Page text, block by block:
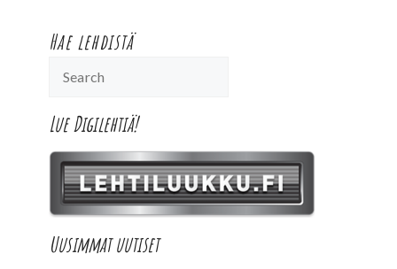
Hae lehdistä
Lue Digilehtiä!
Uusimmat uutiset